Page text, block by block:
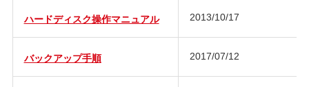
ハードディスク操作マニュアル 2013/10/17
バックアップ手順 2017/07/12